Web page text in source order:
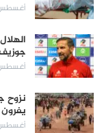
أغسطس 9,
أغسطس 9,
يفرون من
أغسطس 9,